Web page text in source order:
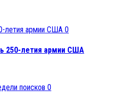
0
250-летия армии США
0